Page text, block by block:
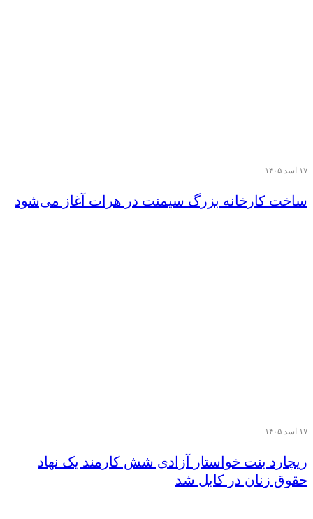
۱۷ اسد ۱۴۰۵
ساخت کارخانه بزرگ سیمنت در هرات آغاز می‌شود
۱۷ اسد ۱۴۰۵
ریچارد بنت خواستار آزادی شش کارمند یک نهاد
حقوق زنان در کابل شد